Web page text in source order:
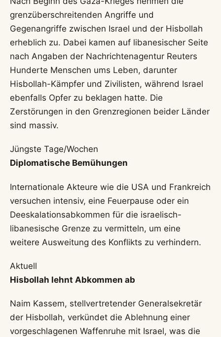
grenzüberschreitenden Angriffe und
Gegenangriffe zwischen Israel und der Hisbollah
erheblich zu. Dabei kamen auf libanesischer Seite
nach Angaben der Nachrichtenagentur Reuters
Hunderte Menschen ums Leben, darunter
Hisbollah-Kämpfer und Zivilisten, während Israel
ebenfalls Opfer zu beklagen hatte. Die
Zerstörungen in den Grenzregionen beider Länder
sind massiv.
Jüngste Tage/Wochen
Diplomatische Bemühungen
Internationale Akteure wie die USA und Frankreich
versuchen intensiv, eine Feuerpause oder ein
Deeskalationsabkommen für die israelisch-
libanesische Grenze zu vermitteln, um eine
weitere Ausweitung des Konflikts zu verhindern.
Aktuell
Hisbollah lehnt Abkommen ab
Naim Kassem, stellvertretender Generalsekretär
der Hisbollah, verkündet die Ablehnung einer
vorgeschlagenen Waffenruhe mit Israel, was die